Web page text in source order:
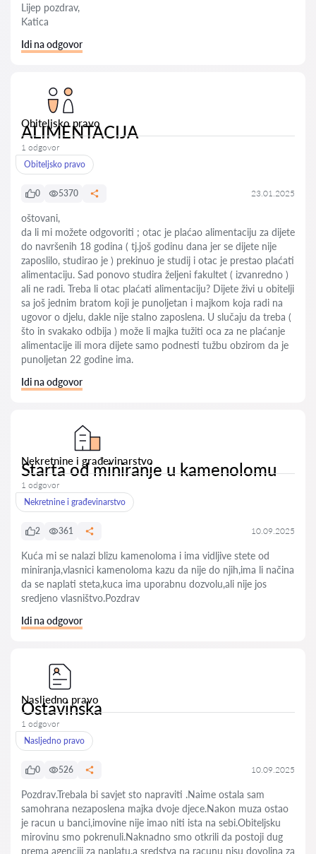
Lijep pozdrav,
Katica
Idi na odgovor
Obiteljsko pravo
ALIMENTACIJA
1 odgovor
Obiteljsko pravo
0 5370 23.01.2025
oštovani,
da li mi možete odgovoriti ; otac je plaćao alimentaciju za dijete
do navršenih 18 godina ( tj.još godinu dana jer se dijete nije
zaposlilo, studirao je ) prekinuo je studij i otac je prestao plaćati
alimentaciju. Sad ponovo studira željeni fakultet ( izvanredno )
ali ne radi. Treba li otac plaćati alimentaciju? Dijete živi u obitelji
sa još jednim bratom koji je punoljetan i majkom koja radi na
ugovor o djelu, dakle nije stalno zaposlena. U slučaju da treba (
što in svakako odbija ) može li majka tužiti oca za ne plaćanje
alimentacije ili mora dijete samo podnesti tužbu obzirom da je
punoljetan 22 godine ima.
Idi na odgovor
Nekretnine i građevinarstvo
Starta od miniranje u kamenolomu
1 odgovor
Nekretnine i građevinarstvo
2 361 10.09.2025
Kuća mi se nalazi blizu kamenoloma i ima vidljive stete od
miniranja,vlasnici kamenoloma kazu da nije do njih,ima li načina
da se naplati steta,kuca ima uporabnu dozvolu,ali nije jos
sredjeno vlasništvo.Pozdrav
Idi na odgovor
Nasljedno pravo
Ostavinska
1 odgovor
Nasljedno pravo
0 526 10.09.2025
Pozdrav.Trebala bi savjet sto napraviti .Naime ostala sam
samohrana nezaposlena majka dvoje djece.Nakon muza ostao
je racun u banci,imovine nije imao niti ista na sebi.Obiteljsku
mirovinu smo pokrenuli.Naknadno smo otkrili da postoji dug
prema agenciji za naplatu,a sredstva na racunu nisu dovoljna za